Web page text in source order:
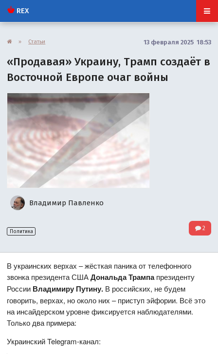
REX
» Статьи 13 февраля 2025 18:53
«Продавая» Украину, Трамп создаёт в
Восточной Европе очаг войны
Владимир Павленко
Политика 2
В украинских верхах – жёсткая паника от телефонного
звонка президента СШАДональда Трампапрезиденту
России Владимиру Путину. В российских, не будем
говорить, верхах, но около них – приступ эйфории. Всё это
на инсайдерском уровне фиксируется наблюдателями.
Только два примера:
Украинский Telegram-канал: